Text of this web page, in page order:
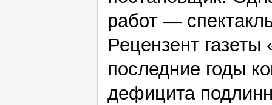
работ —
Рецензент
последние годы
дефицита